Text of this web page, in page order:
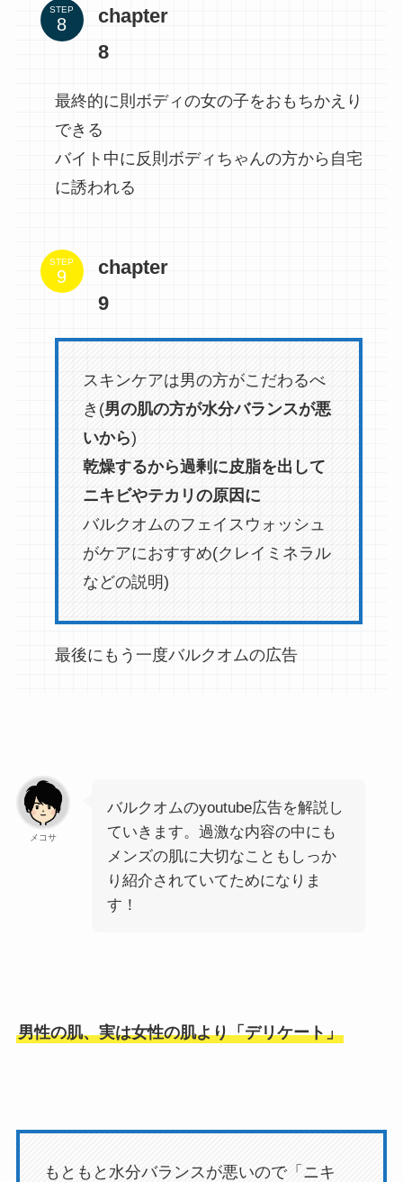
STEP
chapter
8
最終的に則ボディの女の子をおもちかえり
できる
バイト中に反則ボディちゃんの方から自宅
に誘われる
STEP
chapter
9
スキンケアは男の方がこだわるべ
き(男の肌の方が水分バランスが悪
いから)
乾燥するから過剰に皮脂を出して
ニキビやテカリの原因に
バルクオムのフェイスウォッシュ
がケアにおすすめ(クレイミネラル
などの説明)
最後にもう一度バルクオムの広告
メコサ
バルクオムのyoutube広告を解説し
ていきます。過激な内容の中にも
メンズの肌に大切なこともしっか
り紹介されていてためになりま
す！
男性の肌、実は女性の肌より「デリケート」
もともと水分バランスが悪いので「ニキ